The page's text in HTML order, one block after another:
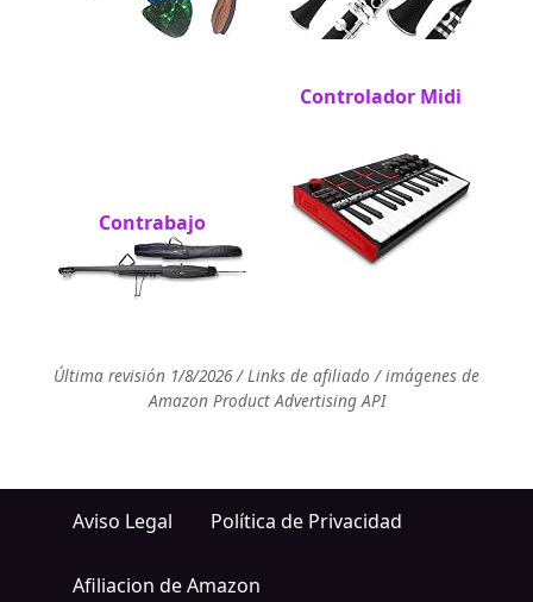
Contrabajo
Controlador Midi
Última revisión 1/8/2026 / Links de afiliado / imágenes de
Amazon Product Advertising API
Aviso Legal Política de Privacidad
Afiliacion de Amazon